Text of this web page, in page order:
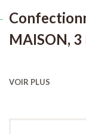
MAISON,
VOIR PLUS